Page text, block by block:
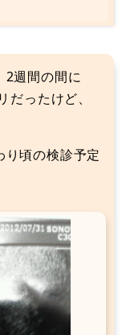
2週間の間に
ったけど、
頃の検診予定